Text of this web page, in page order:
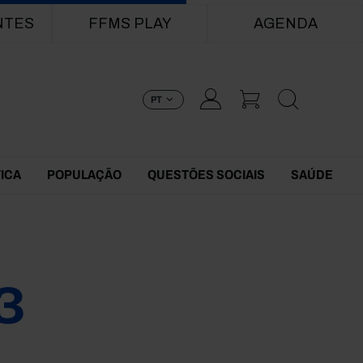
FFMS PLAY AGENDA
PT
POPULAÇÃO QUESTÕES SOCIAIS SAÚDE